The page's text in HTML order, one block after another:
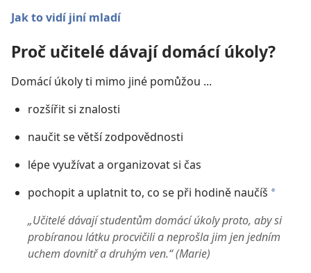
Jak to vidí jiní mladí
Proč učitelé dávají domácí úkoly?
Domácí úkoly ti mimo jiné pomůžou ...
rozšířit si znalosti
naučit se větší zodpovědnosti
lépe využívat a organizovat si čas
pochopit a uplatnit to, co se při hodině naučíš a
„Učitelé dávají studentům domácí úkoly proto, aby si
probíranou látku procvičili a neprošla jim jen jedním
uchem dovnitř a druhým ven.“ (Marie)